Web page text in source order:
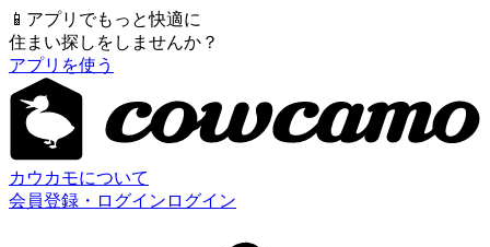
📱 アプリでもっと快適に
住まい探しをしませんか？
アプリを使う
カウカモについて
会員登録・ログイン ログイン